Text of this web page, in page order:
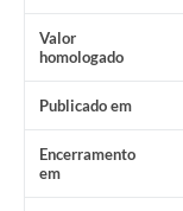
Valor
homologado
Publicado em
Encerramento
em